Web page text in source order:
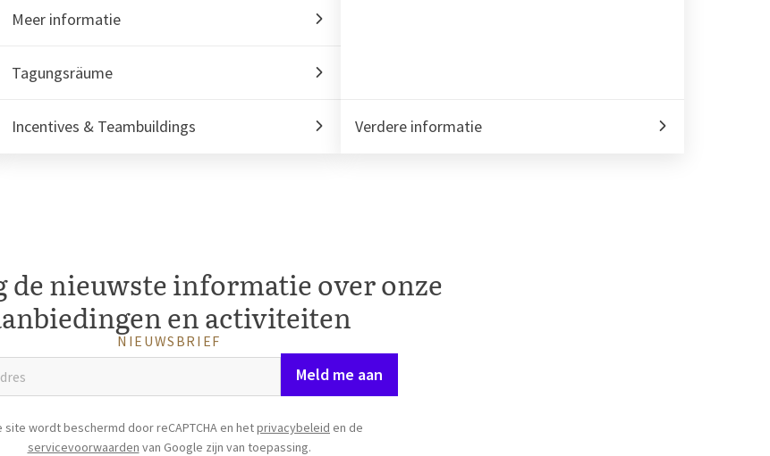
Meer informatie
Tagungsräume
Incentives & Teambuildings Verdere informatie
de nieuwste informatie over onze
en activiteiten
NIEUWSBRIEF
Meld me aan
site wordt beschermd door reCAPTCHA en hetprivacybeleid en de
servicevoorwaarden van Google zijn van toepassing.